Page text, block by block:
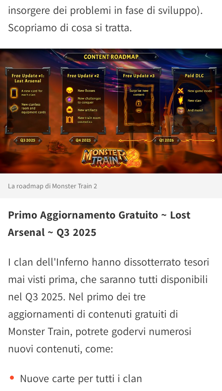
insorgere dei problemi in fase di sviluppo).
Scopriamo di cosa si tratta.
La roadmap di Monster Train 2
Primo Aggiornamento Gratuito ~ Lost
Arsenal ~ Q3 2025
I clan dell'Inferno hanno dissotterrato tesori
mai visti prima, che saranno tutti disponibili
nel Q3 2025. Nel primo dei tre
aggiornamenti di contenuti gratuiti di
Monster Train, potrete godervi numerosi
nuovi contenuti, come:
Nuove carte per tutti i clan